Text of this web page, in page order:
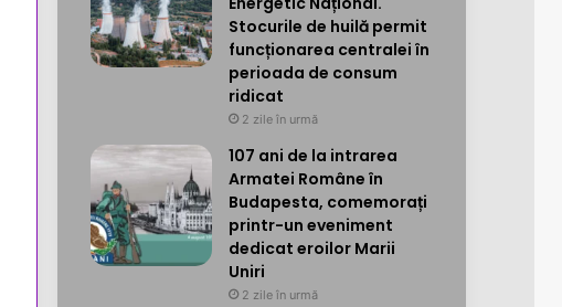
Stocurile de huilă permit
funcționarea centralei în
perioada de consum
ridicat
2 zile în urmă
107 ani de la intrarea
Armatei Române în
Budapesta, comemorați
printr-un eveniment
dedicat eroilor Marii
Uniri
2 zile în urmă